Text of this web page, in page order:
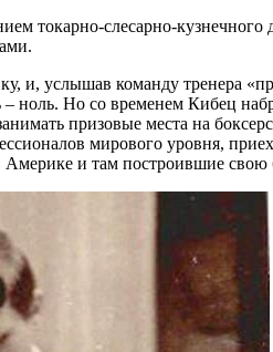
токарно-слесарно-
и, услышав команду тренера
ноль. Но со временем Кибец
призовые места на
мирового уровня,
и там построившие свою